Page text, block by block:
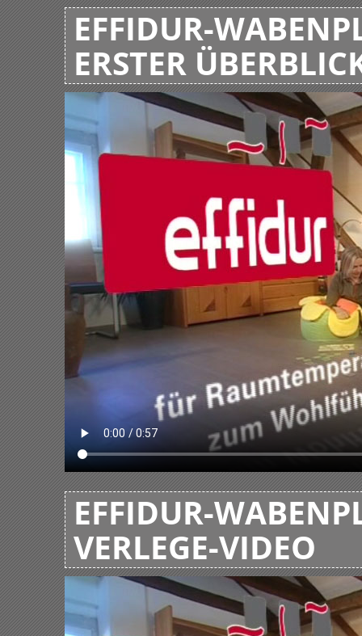
EFFIDUR-
ERSTER
EFFIDUR-
VERLEGE-VIDEO